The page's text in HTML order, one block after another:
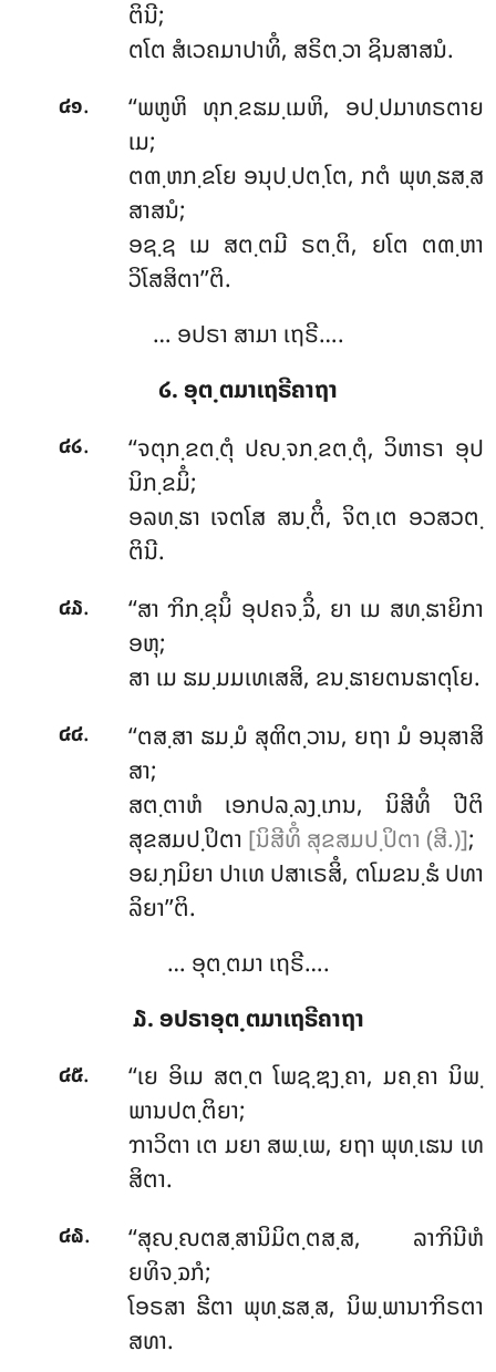
ຕິນີ;
ຕໂຕ ສໍເວຄມາປາທິໍ, ສຣິຕ຺ວາ ຊິນສາສນໍ.
໔໑.
‘‘ພຫູຫິ ທຸກ຺ຂຘມ຺ເມຫິ, ອປ຺ປມາທຣຕາຍ
ເມ;
ຕຓ຺ຫກ຺ຂໂຍ ອນຸປ຺ປຕ຺ໂຕ, ກຕໍ ພຸທ຺ຘສ຺ສ
ສາສນໍ;
ອຊ຺ຊ ເມ ສຕ຺ຕມີ ຣຕ຺ຕິ, ຍໂຕ ຕຓ຺ຫາ
ວິໂສສິຕາ’’ຕິ.
… ອປຣາ ສາມາ ເຖຣີ….
໒. ອຸຕ຺ຕມາເຖຣີຄາຖາ
໔໒. ‘‘ຈຕຸກ຺ຂຕ຺ຕຸໍ ປຎ຺ຈກ຺ຂຕ຺ຕຸໍ, ວິຫາຣາ ອຸປ
ນິກ຺ຂມິໍ;
ອລທ຺ຘາ ເຈຕໂສ ສນ຺ຕິໍ, ຈິຕ຺ເຕ ອວສວຕ຺
ຕິນີ.
໔໓. ‘‘ສາຠິກ຺ຂຸນິໍ ອຸປຄຈ຺ຉິໍ, ຍາ ເມ ສທ຺ຘາຍິກາ
ອຫຸ;
ສາ ເມ ຘມ຺ມມເທເສສິ, ຂນ຺ຘາຍຕນຘາຕຸໂຍ.
໔໔.
‘‘ຕສ຺ສາ ຘມ຺ມໍ ສຸຓິຕ຺ວານ, ຍຖາ ມໍ ອນຸສາສິ
ສາ;
ສຕ຺ຕາຫໍ ເອກປລ຺ລງ຺ເກນ, ນິສີທິໍ ປີຕິ
ສຸຂສມປ຺ປິຕາ [ນິສີທິໍ ສຸຂສມປ຺ປິຕາ (ສີ.)];
ອຏ຺ຐມິຍາ ປາເທ ປສາເຣສິໍ, ຕໂມຂນ຺ຘໍ ປທາ
ລິຍາ’’ຕິ.
… ອຸຕ຺ຕມາ ເຖຣີ….
໓. ອປຣາອຸຕ຺ຕມາເຖຣີຄາຖາ
໔໕.
‘‘ເຍ ອິເມ ສຕ຺ຕ ໂພຊ຺ຌງ຺ຄາ, ມຄ຺ຄາ ນິພ຺
ພານປຕ຺ຕິຍາ;
ຠາວິຕາ ເຕ ມຍາ ສພ຺ເພ, ຍຖາ ພຸທ຺ເຘນ ເທ
ສິຕາ.
໔໖.
‘‘ສຸຎ຺ຎຕສ຺ສານິມິຕ຺ຕສ຺ສ, ລາຠິນີຫໍ
ຍທິຈ຺ຉກໍ;
ໂອຣສາ ຘີຕາ ພຸທ຺ຘສ຺ສ, ນິພ຺ພານາຠິຣຕາ
ສທາ.